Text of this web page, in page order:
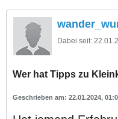
Dabei seit:
Wer hat Tipps zu
22.01.2024,